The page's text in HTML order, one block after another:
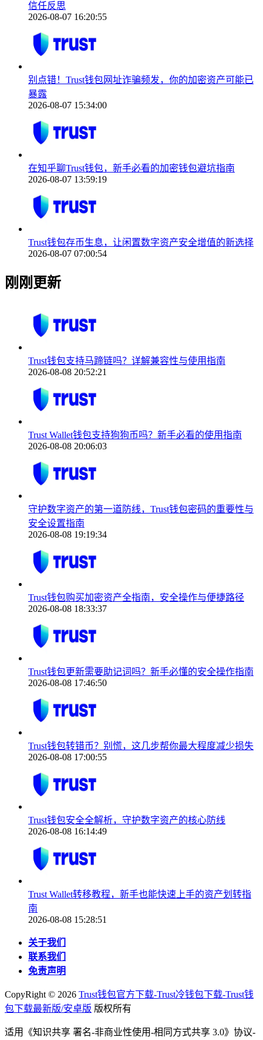
信任反思
2026-08-07 16:20:55
别点错！Trust钱包网址诈骗频发，你的加密资产可能已
暴露
2026-08-07 15:34:00
在知乎聊Trust钱包，新手必看的加密钱包避坑指南
2026-08-07 13:59:19
Trust钱包存币生息，让闲置数字资产安全增值的新选择
2026-08-07 07:00:54
刚刚更新
Trust钱包支持马蹄链吗？详解兼容性与使用指南
2026-08-08 20:52:21
Trust Wallet钱包支持狗狗币吗？新手必看的使用指南
2026-08-08 20:06:03
守护数字资产的第一道防线，Trust钱包密码的重要性与
安全设置指南
2026-08-08 19:19:34
Trust钱包购买加密资产全指南，安全操作与便捷路径
2026-08-08 18:33:37
Trust钱包更新需要助记词吗？新手必懂的安全操作指南
2026-08-08 17:46:50
Trust钱包转错币？别慌，这几步帮你最大程度减少损失
2026-08-08 17:00:55
Trust钱包安全全解析，守护数字资产的核心防线
2026-08-08 16:14:49
Trust Wallet转移教程，新手也能快速上手的资产划转指
南
2026-08-08 15:28:51
关于我们
联系我们
免责声明
CopyRight © 2026 Trust钱包官方下载-Trust冷钱包下载-Trust钱
包下载最新版/安卓版 版权所有
适用《知识共享 署名-非商业性使用-相同方式共享 3.0》协议-